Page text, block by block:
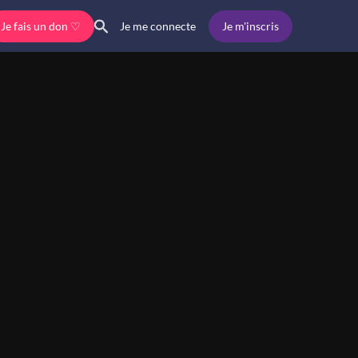
Je fais un don ♡ Je me connecte Je m'inscris